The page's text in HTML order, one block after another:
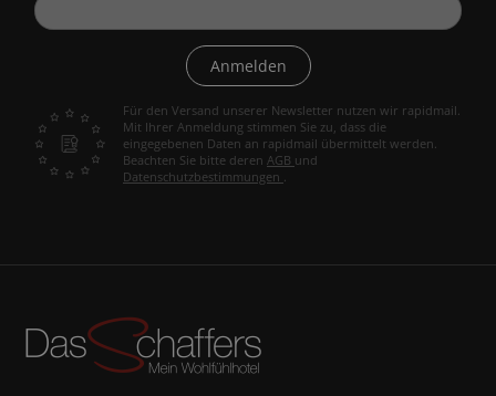
Anmelden
Für den Versand unserer Newsletter nutzen wir rapidmail.
Mit Ihrer Anmeldung stimmen Sie zu, dass die
eingegebenen Daten an rapidmail übermittelt werden.
Beachten Sie bitte deren AGB und
Datenschutzbestimmungen .